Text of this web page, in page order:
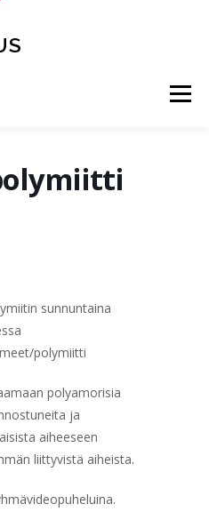
Valikko
sunnuntaina
polymiitti
polyamorisia
ja
aiheeseen
liittyvistä aiheista.